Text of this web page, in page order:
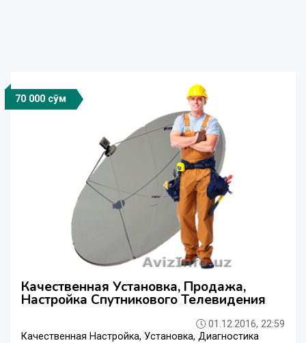
70 000 сўм
Качественная Установка, Продажа,
Настройка Спутникового Телевидения
01.12.2016, 22:59
Качественная Настройка, Установка, Диагностика